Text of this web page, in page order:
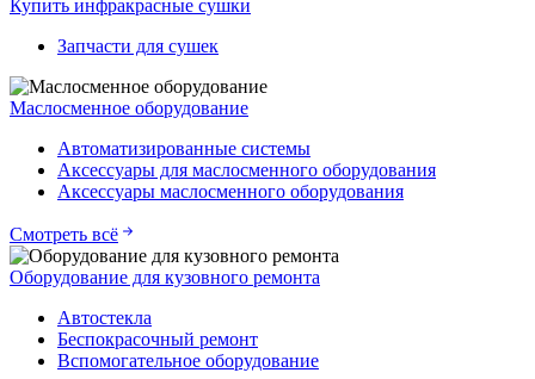
Купить инфракрасные сушки
Запчасти для сушек
Маслосменное оборудование
Автоматизированные системы
Аксессуары для маслосменного оборудования
Аксессуары маслосменного оборудования
Смотреть всё
Оборудование для кузовного ремонта
Автостекла
Беспокрасочный ремонт
Вспомогательное оборудование